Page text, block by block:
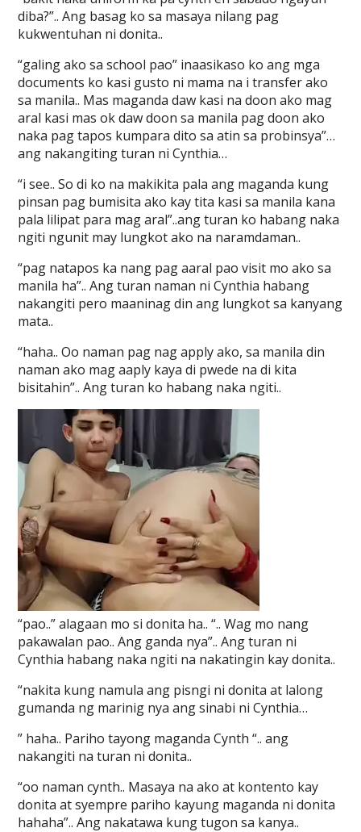
diba?”.. Ang basag ko sa masaya nilang pag
kukwentuhan ni donita..
“galing ako sa school pao” inaasikaso ko ang mga
documents ko kasi gusto ni mama na i transfer ako
sa manila.. Mas maganda daw kasi na doon ako mag
aral kasi mas ok daw doon sa manila pag doon ako
naka pag tapos kumpara dito sa atin sa probinsya”…
ang nakangiting turan ni Cynthia…
“i see.. So di ko na makikita pala ang maganda kung
pinsan pag bumisita ako kay tita kasi sa manila kana
pala lilipat para mag aral”..ang turan ko habang naka
ngiti ngunit may lungkot ako na naramdaman..
“pag natapos ka nang pag aaral pao visit mo ako sa
manila ha”.. Ang turan naman ni Cynthia habang
nakangiti pero maaninag din ang lungkot sa kanyang
mata..
“haha.. Oo naman pag nag apply ako, sa manila din
naman ako mag aaply kaya di pwede na di kita
bisitahin”.. Ang turan ko habang naka ngiti..
“pao..” alagaan mo si donita ha.. “.. Wag mo nang
pakawalan pao.. Ang ganda nya”.. Ang turan ni
Cynthia habang naka ngiti na nakatingin kay donita..
“nakita kung namula ang pisngi ni donita at lalong
gumanda ng marinig nya ang sinabi ni Cynthia…
” haha.. Pariho tayong maganda Cynth “.. ang
nakangiti na turan ni donita..
“oo naman cynth.. Masaya na ako at kontento kay
donita at syempre pariho kayung maganda ni donita
hahaha”.. Ang nakatawa kung tugon sa kanya..